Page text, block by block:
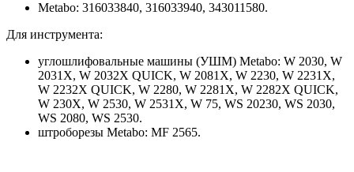
Metabo: 316033840, 316033940, 343011580.
Для инструмента:
углошлифовальные машины (УШМ) Metabo: W 2030, W
2031X, W 2032X QUICK, W 2081X, W 2230, W 2231X,
W 2232X QUICK, W 2280, W 2281X, W 2282X QUICK,
W 230X, W 2530, W 2531X, W 75, WS 20230, WS 2030,
WS 2080, WS 2530.
штроборезы Metabo: MF 2565.